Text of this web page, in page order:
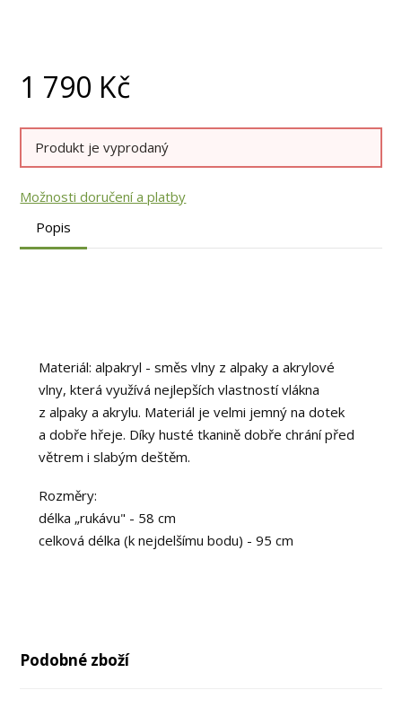
1 790 Kč
Produkt je vyprodaný
Možnosti doručení a platby
Popis
Materiál: alpakryl - směs vlny z alpaky a akrylové
vlny, která využívá nejlepších vlastností vlákna
z alpaky a akrylu. Materiál je velmi jemný na dotek
a dobře hřeje. Díky husté tkanině dobře chrání před
větrem i slabým deštěm.
Rozměry:
délka „rukávu" - 58 cm
celková délka (k nejdelšímu bodu) - 95 cm
Podobné zboží